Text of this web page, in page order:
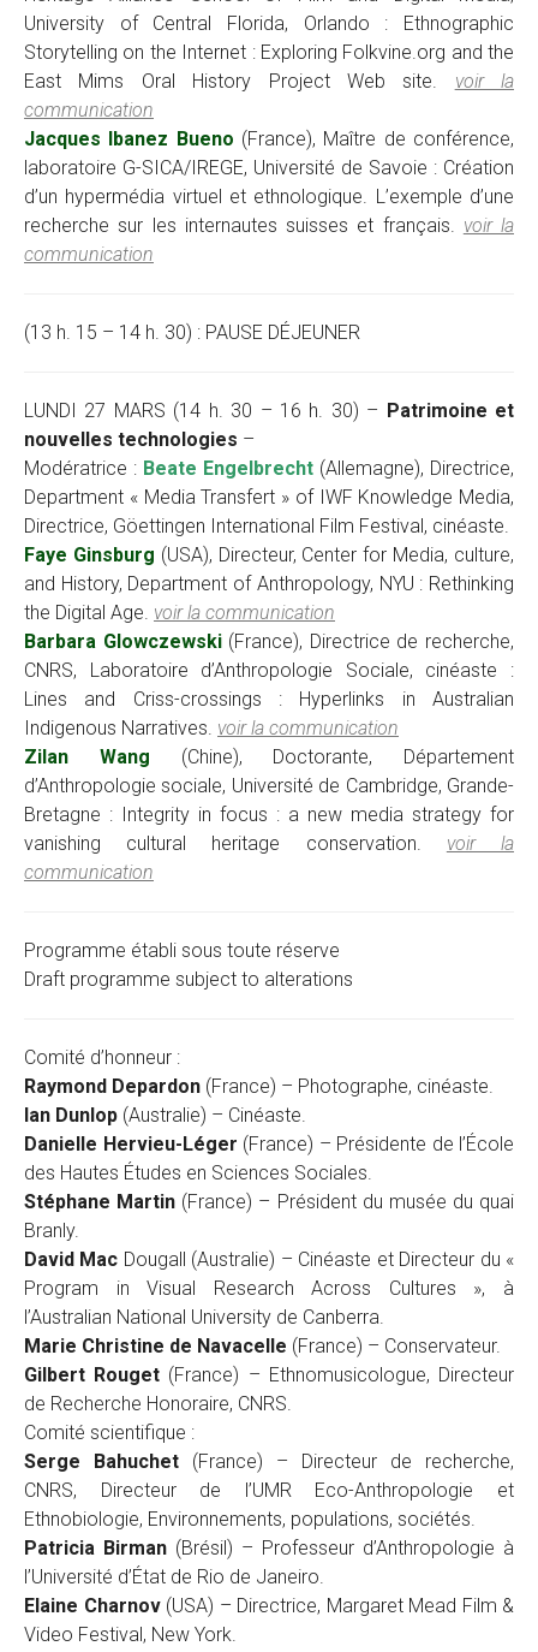
University of Central Florida, Orlando : Ethnographic
Storytelling on the Internet : Exploring Folkvine.org and the
East Mims Oral History Project Web site. voir la
communication
Jacques Ibanez Bueno (France), Maître de conférence,
laboratoire G-SICA/IREGE, Université de Savoie : Création
d’un hypermédia virtuel et ethnologique. L’exemple d’une
recherche sur les internautes suisses et français. voir la
communication
(13 h. 15 – 14 h. 30) : PAUSE DÉJEUNER
LUNDI 27 MARS (14 h. 30 – 16 h. 30) – Patrimoine et
nouvelles technologies –
Modératrice : Beate Engelbrecht (Allemagne), Directrice,
Department « Media Transfert » of IWF Knowledge Media,
Directrice, Göettingen International Film Festival, cinéaste.
Faye Ginsburg (USA), Directeur, Center for Media, culture,
and History, Department of Anthropology, NYU : Rethinking
the Digital Age. voir la communication
Barbara Glowczewski(France), Directrice de recherche,
CNRS, Laboratoire d’Anthropologie Sociale, cinéaste :
Lines and Criss-crossings : Hyperlinks in Australian
Indigenous Narratives. voir la communication
Zilan Wang
(Chine), Doctorante, Département
d’Anthropologie sociale, Université de Cambridge, Grande-
Bretagne : Integrity in focus : a new media strategy for
vanishing cultural heritage conservation. voir la
communication
Programme établi sous toute réserve
Draft programme subject to alterations
Comité d’honneur :
Raymond Depardon (France) – Photographe, cinéaste.
Ian Dunlop (Australie) – Cinéaste.
Danielle Hervieu-Léger (France) – Présidente de l’École
des Hautes Études en Sciences Sociales.
Stéphane Martin (France) – Président du musée du quai
Branly.
David Mac Dougall (Australie) – Cinéaste et Directeur du «
Program in Visual Research Across Cultures », à
l’Australian National University de Canberra.
Marie Christine de Navacelle (France) – Conservateur.
Gilbert Rouget (France) – Ethnomusicologue, Directeur
de Recherche Honoraire, CNRS.
Comité scientifique :
Serge Bahuchet (France) – Directeur de recherche,
CNRS, Directeur de l’UMR Eco-Anthropologie et
Ethnobiologie, Environnements, populations, sociétés.
Patricia Birman (Brésil) – Professeur d’Anthropologie à
l’Université d’État de Rio de Janeiro.
Elaine Charnov(USA) – Directrice, Margaret Mead Film &
Video Festival, New York.